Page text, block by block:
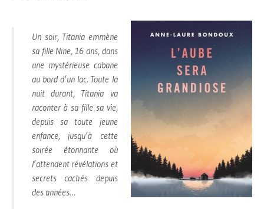
Un soir, Titania emmène
sa fille Nine, 16 ans, dans
une mystérieuse cabane
au bord d’un lac. Toute la
nuit durant, Titania va
raconter à sa fille sa vie,
depuis sa toute jeune
enfance, jusqu’à cette
soirée étonnante où
l’attendent révélations et
secrets cachés depuis
des années…